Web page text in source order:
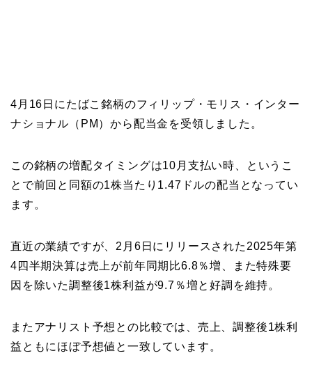
4月16日にたばこ銘柄のフィリップ・モリス・インター
ナショナル（PM）から配当金を受領しました。
この銘柄の増配タイミングは10月支払い時、というこ
とで前回と同額の1株当たり1.47ドルの配当となってい
ます。
直近の業績ですが、2月6日にリリースされた2025年第
4四半期決算は売上が前年同期比6.8％増、また特殊要
因を除いた調整後1株利益が9.7％増と好調を維持。
またアナリスト予想との比較では、売上、調整後1株利
益ともにほぼ予想値と一致しています。